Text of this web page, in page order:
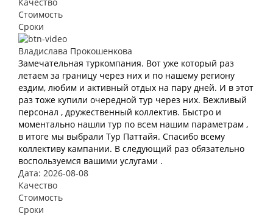
Стоимость
Сроки
Владислава Прокошенкова
Замечательная туркомпания. Вот уже который раз
летаем за границу через них и по нашему региону
ездим, любим и активный отдых на пару дней. И в этот
раз тоже купили очередной тур через них. Вежливый
персонал , дружественный коллектив. Быстро и
моментально нашли тур по всем нашим параметрам ,
в итоге мы выбрали Тур Паттайя. Спасибо всему
коллективу кампании. В следующий раз обязательно
воспользуемся вашими услугами .
Дата: 2026-08-08
Качество
Стоимость
Сроки